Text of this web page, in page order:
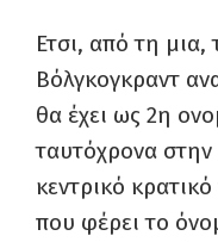
Ετσι, από τη
Βόλγκογκραντ
θα έχει ως 2η
ταυτόχρονα στην
κεντρικό
που φέρει το